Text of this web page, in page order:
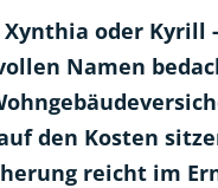
Xynthia oder
Namen
den Kosten
reicht im